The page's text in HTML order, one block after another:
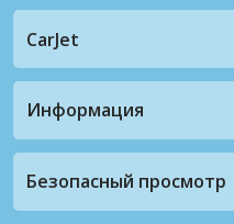
CarJet
Информация
Безопасный просмотр